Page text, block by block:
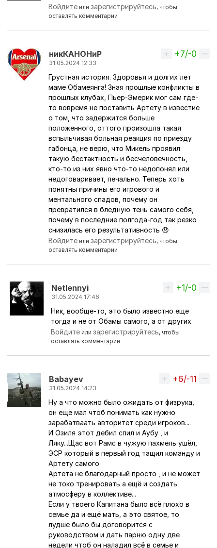
Войдите илизарегистрируйтесь, чтобы
оставлять комментарии
никКАНОНиР
31.05.2024 12:33
Вверх
+7/-0
Грустная история. Здоровья и долгих лет
маме Обамеянга! Зная прошлые конфликты в
прошлых клубах, Пьер-Эмерик мог сам где-
то вовремя не поставить Артету в известие
о том, что задержится больше
положенного, оттого произошла такая
вспыльчивая больная реакция по приезду
габонца, не верю, что Микель проявил
такую бестактность и бесчеловечность,
кто-то из них явно что-то недопонял или
недоговаривает, печально. Теперь хоть
понятны причины его игрового и
ментального спадов, почему он
превратился в бледную тень самого себя,
почему в последние полгода-год так резко
снизилась его результативность 😞
Войдите илизарегистрируйтесь, чтобы
оставлять комментарии
Netlennyi
31.05.2024 17:46
Ответ на комментарий пользователя
Вверх
+1/-0
Ник, вообще-то, это было известно еще
тогда и не от Обамы самого, а от других.
Войдите илизарегистрируйтесь, чтобы
оставлять комментарии
Babayev
31.05.2024 14:23
Вверх
+6/-11
Ну а что можно было ожидать от физрука,
он ещё мал чтоб понимать как нужно
зарабатваать авторитет среди игроков....
И Озиля этот дебил спил и Аубу , и
Ляку...Щас вот Рамс в чужую пахмель ушёл,
ЭСР который в первый год тащил команду и
Артету самого
Артета не благодарный просто , и не может
не токо тренировать а ещё и создать
атмосферу в коллективе...
Если у твоего Капитана было всё плохо в
семье да и ещё мать, а это святое, то
лудше было бы договорится с
руководством и дать парню одну две
недели чтоб он наладил всё в семье и